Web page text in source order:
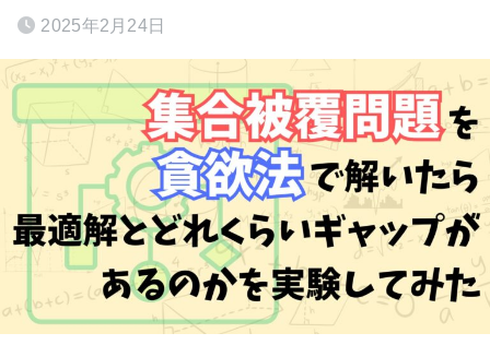
2025年2月24日